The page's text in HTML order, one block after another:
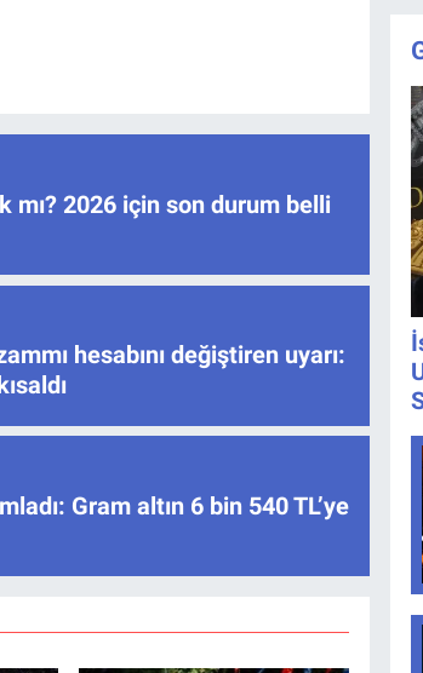
mı? 2026 için son durum belli
hesabını değiştiren uyarı:
Gram altın 6 bin 540 TL’ye